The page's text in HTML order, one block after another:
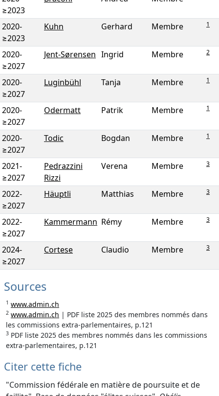
≥2023
2020-
≥2023
Kuhn Gerhard Membre 1
2020-
≥2027
Jent-Sørensen Ingrid Membre 2
2020-
≥2027
Luginbühl Tanja Membre 1
2020-
≥2027
Odermatt Patrik Membre 1
2020-
≥2027
Todic Bogdan Membre 1
2021-
≥2027
Pedrazzini
Rizzi
Verena Membre 3
2022-
≥2027
Häuptli Matthias Membre 3
2022-
≥2027
Kammermann Rémy Membre 3
2024-
≥2027
Cortese Claudio Membre 3
Sources
1 www.admin.ch
2 www.admin.ch | PDF liste 2025 des membres nommés dans
les commissions extra-parlementaires, p.121
3 PDF liste 2025 des membres nommés dans les commissions
extra-parlementaires, p.121
Citer cette fiche
"Commission fédérale en matière de poursuite et de